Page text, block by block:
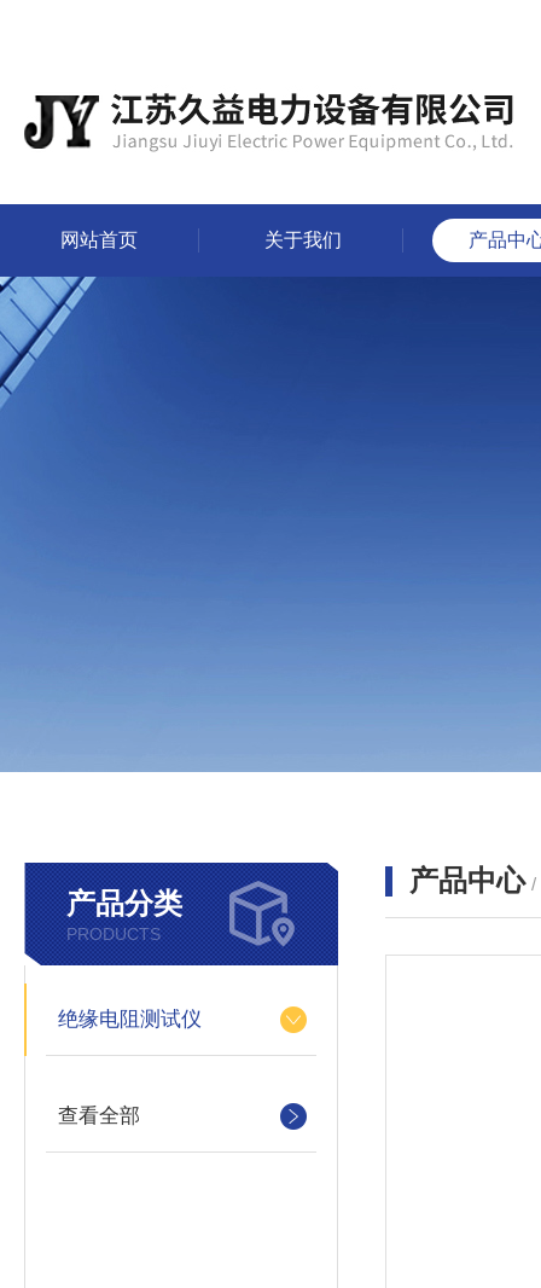
网站首页 关于我们 产品中
产品分类
PRODUCTS
绝缘电阻测试仪
查看全部
产品中心 /